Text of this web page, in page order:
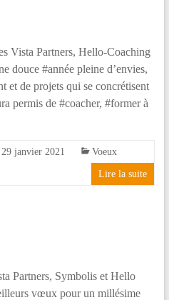
Vista Partners, Hello-Coaching
douce #année pleine d’envies,
et de projets qui se concrétisent
permis de #coacher, #former à
29 janvier 2021 Voeux
Lire la suite
Partners, Symbolis et Hello
vœux pour un millésime